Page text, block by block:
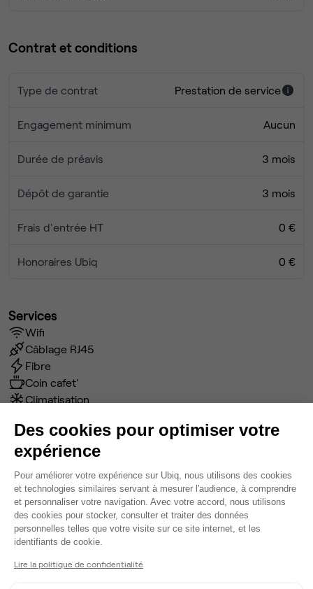
Contrat et conditions
Type de contrat Prestation de service
Engagement minimum Aucun
Durée de préavis 3 mois
Dépôt de garantie 3 mois
Frais d'entrée HT 0 €
Honoraires Ubiq 0 €
Services
Wifi
Câblage RJ45
Fibre
Coin cafet'
Climatisation
Espace détente
Ménage
Imprimante
Voir plus
Ma sélection de bureau
Bureau privé
Des cookies pour optimiser votre
expérience
Plateforme de Gestion du
Pour améliorer votre expérience sur Ubiq, nous utilisons des cookies
et technologies similaires servant à mesurer l'audience, à comprendre
et personnaliser votre navigation. Avec votre accord, nous utilisons
des cookies pour stocker, consulter et traiter des données
personnelles telles que votre visite sur ce site internet, et les
identifiants de cookie.
Lire la politique de confidentialité